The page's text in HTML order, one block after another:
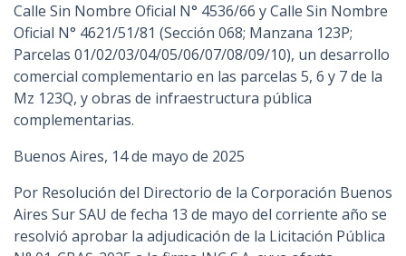
Calle Sin Nombre Oficial N° 4536/66 y Calle Sin Nombre
Oficial N° 4621/51/81 (Sección 068; Manzana 123P;
Parcelas 01/02/03/04/05/06/07/08/09/10), un desarrollo
comercial complementario en las parcelas 5, 6 y 7 de la
Mz 123Q, y obras de infraestructura pública
complementarias.
Buenos Aires, 14 de mayo de 2025
Por Resolución del Directorio de la Corporación Buenos
Aires Sur SAU de fecha 13 de mayo del corriente año se
resolvió aprobar la adjudicación de la Licitación Pública